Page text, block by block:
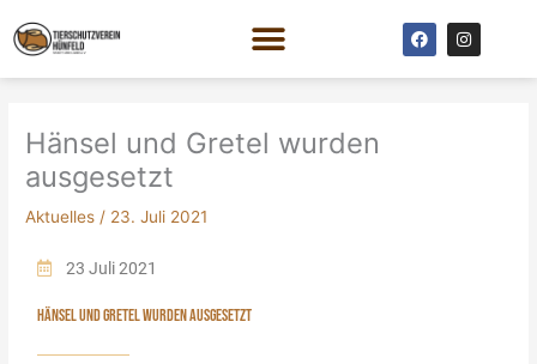
Inhalt
F
a
c
e
I
n
s
t
Hänsel und Gretel wurden
ausgesetzt
Aktuelles / 23. Juli 2021
23 Juli 2021
HÄNSEL UND GRETEL WURDEN AUSGESETZT